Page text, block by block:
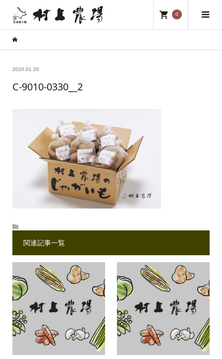
0
2020.01.20
C-9010-0330__2
関連記事一覧